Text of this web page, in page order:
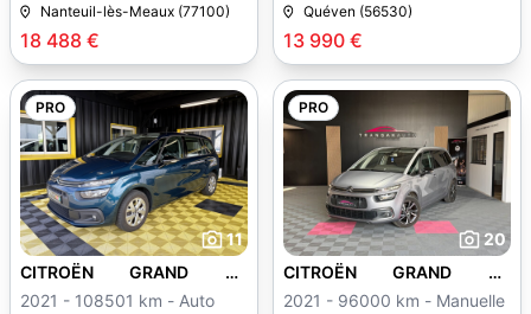
18 488 €
Nanteuil-lès-Meaux (77100)
13 990 €
Quéven (56530)
PRO
11
CITROËN GRAND C4
SPACETOURER
2021 - 108501 km - Auto
PRO
20
CITROËN GRAND C4
SPACETOURER
2021 - 96000 km - Manuelle